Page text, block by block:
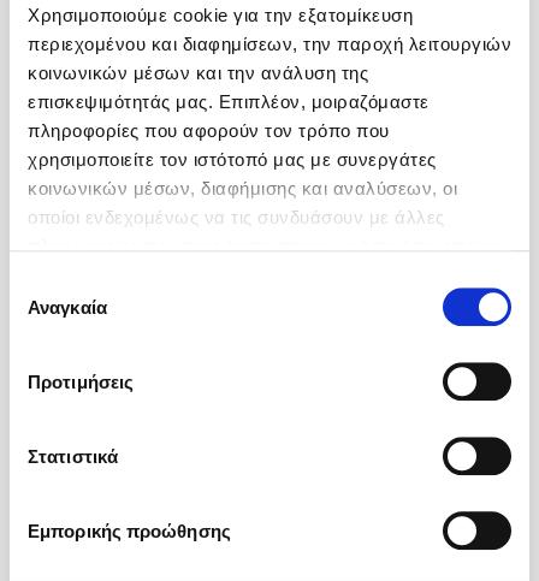
Χρησιμοποιούμε cookie για την εξατομίκευση
περιεχομένου και διαφημίσεων, την παροχή λειτουργιών
κοινωνικών μέσων και την ανάλυση της
επισκεψιμότητάς μας. Επιπλέον, μοιραζόμαστε
πληροφορίες που αφορούν τον τρόπο που
χρησιμοποιείτε τον ιστότοπό μας με συνεργάτες
κοινωνικών μέσων, διαφήμισης και αναλύσεων, οι
οποίοι ενδεχομένως να τις συνδυάσουν με άλλες
των υπηρεσιών τους.
συγκατάθεσης
Αναγκαία
Προτιμήσεις
Στατιστικά
Εμπορικής προώθησης